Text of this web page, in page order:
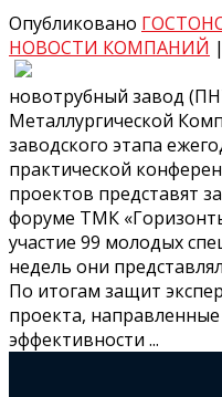
Опубликовано
НОВОСТИ КОМПАНИЙ |
новотрубный завод
Металлургической
заводского этапа
практической
проектов представят
форуме ТМК
участие 99 молодых
недель они
По итогам защит
проекта,
эффективности ...